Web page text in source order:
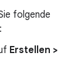
folgende
Erstellen >